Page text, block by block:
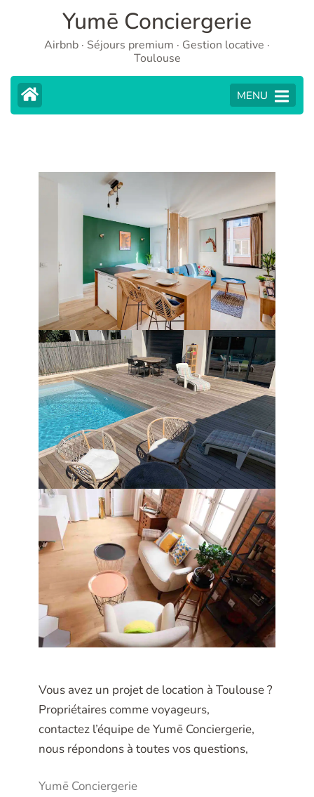
Yumē Conciergerie
Airbnb · Séjours premium · Gestion locative ·
Toulouse
MENU
Vous avez un projet de location à Toulouse ?
Propriétaires comme voyageurs,
contactez l’équipe de Yumē Conciergerie,
nous répondons à toutes vos questions,
Yumē Conciergerie